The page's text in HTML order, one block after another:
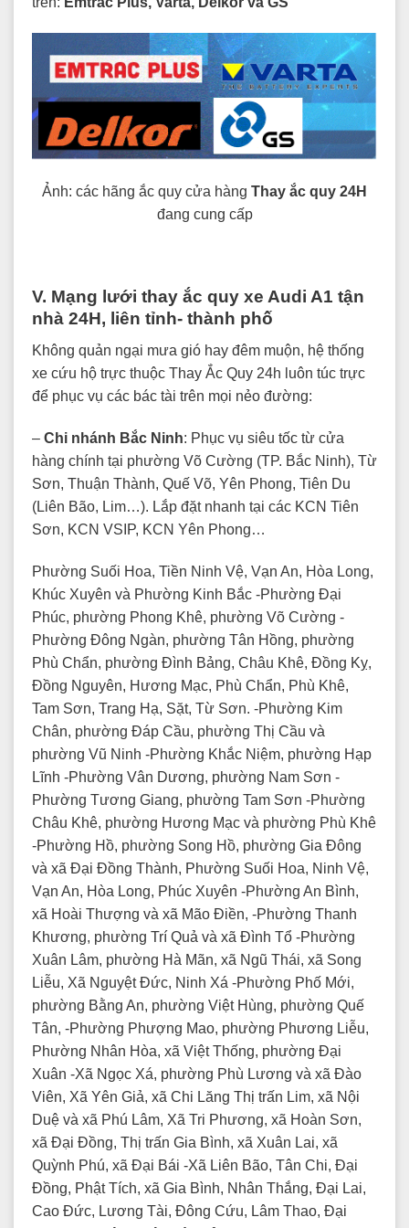
Ảnh: các hãng ắc quy cửa hàng Thay ắc quy 24H
đang cung cấp
V. Mạng lưới thay ắc quy xe Audi A1 tận
nhà 24H, liên tỉnh- thành phố
Không quản ngại mưa gió hay đêm muộn, hệ thống
xe cứu hộ trực thuộc Thay Ắc Quy 24h luôn túc trực
để phục vụ các bác tài trên mọi nẻo đường:
– Chi nhánh Bắc Ninh: Phục vụ siêu tốc từ cửa
hàng chính tại phường Võ Cường (TP. Bắc Ninh), Từ
Sơn, Thuận Thành, Quế Võ, Yên Phong, Tiên Du
(Liên Bão, Lim…). Lắp đặt nhanh tại các KCN Tiên
Sơn, KCN VSIP, KCN Yên Phong…
Phường Suối Hoa, Tiền Ninh Vệ, Vạn An, Hòa Long,
Khúc Xuyên và Phường Kinh Bắc -Phường Đại
Phúc, phường Phong Khê, phường Võ Cường -
Phường Đông Ngàn, phường Tân Hồng, phường
Phù Chẩn, phường Đình Bảng, Châu Khê, Đồng Kỵ,
Đồng Nguyên, Hương Mạc, Phù Chẩn, Phù Khê,
Tam Sơn, Trang Hạ, Sặt, Từ Sơn. -Phường Kim
Chân, phường Đáp Cầu, phường Thị Cầu và
phường Vũ Ninh -Phường Khắc Niệm, phường Hạp
Lĩnh -Phường Vân Dương, phường Nam Sơn -
Phường Tương Giang, phường Tam Sơn -Phường
Châu Khê, phường Hương Mạc và phường Phù Khê
-Phường Hồ, phường Song Hồ, phường Gia Đông
và xã Đại Đồng Thành, Phường Suối Hoa, Ninh Vệ,
Vạn An, Hòa Long, Phúc Xuyên -Phường An Bình,
xã Hoài Thượng và xã Mão Điền, -Phường Thanh
Khương, phường Trí Quả và xã Đình Tổ -Phường
Xuân Lâm, phường Hà Mãn, xã Ngũ Thái, xã Song
Liễu, Xã Nguyệt Đức, Ninh Xá -Phường Phố Mới,
phường Bằng An, phường Việt Hùng, phường Quế
Tân, -Phường Phượng Mao, phường Phương Liễu,
Phường Nhân Hòa, xã Việt Thống, phường Đại
Xuân -Xã Ngọc Xá, phường Phù Lương và xã Đào
Viên, Xã Yên Giả, xã Chi Lăng Thị trấn Lim, xã Nội
Duệ và xã Phú Lâm, Xã Tri Phương, xã Hoàn Sơn,
xã Đại Đồng, Thị trấn Gia Bình, xã Xuân Lai, xã
Quỳnh Phú, xã Đại Bái -Xã Liên Bão, Tân Chi, Đại
Đồng, Phật Tích, xã Gia Bình, Nhân Thắng, Đại Lai,
Cao Đức, Lương Tài, Đông Cứu, Lâm Thao, Đại